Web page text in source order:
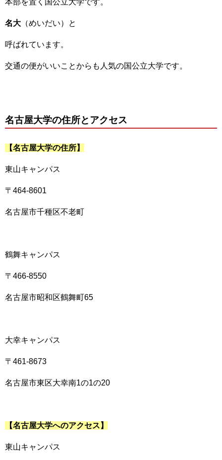
本部を置く国公立大学です。
名大 （めいだい）と
呼ばれています。
交通の便がいいことからも人気の国公立大学です。
名古屋大学の住所とアクセス
【名古屋大学の住所】
東山キャンパス
〒464-8601
名古屋市千種区不老町
鶴舞キャンパス
〒466-8550
名古屋市昭和区鶴舞町65
大幸キャンパス
〒461-8673
名古屋市東区大幸南1の1の20
【名古屋大学へのアクセス】
東山キャンパス